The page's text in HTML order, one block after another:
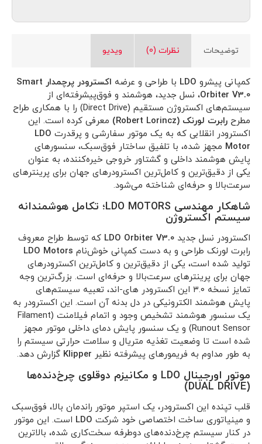
توضیحات نظرات (0) ویدیو
کمپانی پیشرو LDO با طراحی و عرضه
اکسترودر پرچمدار Smart
Orbiter V3.0، نسل جدید، هوشمند و فوق‌پیشرفته‌ای از
سیستم‌های اکستروژن مستقیم (Direct Drive) را با همکاری طراح
مطرح رابرت لورنک (Robert Lorincz)
معرفی کرده است. این
اکسترودر انقلابی که به یک موتور سفارشی و پرقدرت LDO
Motor مجهز شده، با تلفیق ساختار فوق‌سبک، سنسورهای
پایش هوشمند داخلی و گشتاور خروجی خیره‌کننده، به عنوان
یکی از دقیق‌ترین و کامل‌ترین اکسترودرهای جهان برای پرینترهای
سرعت‌بالا و حرفه‌ای شناخته می‌شود.
شاهکار مهندسی LDO MOTORS؛ تکامل هوشمندانه
سیستم اکستروژن
اکسترودر نسل جدید LDO Orbiter V3.0 که توسط طراح معروف
رابرت لورنک طراحی و به دست کمپانی خوش‌نام LDO Motors
تولید شده است، یکی از دقیق‌ترین و کامل‌ترین اکسترودرهای
جهان برای پرینترهای سرعت‌بالا و حرفه‌ای است. بزرگ‌ترین وجه
تمایز نسخه ۳.۰ این اکسترودر های-اند، تعبیه سیستم‌های
پایش هوشمند الکترونیکی در دل بدنه آن است. این اکسترودر به
یک سنسور هوشمند تشخیص وجود و اتمام فیلامنت (Filament
Runout Sensor) و یک سنسور پایش دمای داخلی موتور مجهز
شده است تا وضعیت تغذیه متریال و سلامت حرارتی سیستم را
به طور مداوم به فریمورهای پیشرفته نظیر Klipper گزارش دهد.
موتور اورجینال LDO و مکانیزم دوقلوی چرخ‌دنده‌ها
(DUAL DRIVE)
قلب تپنده این اکسترودر، یک استپر موتور راندمان بالا، فوق‌سبک
و مینیاتوری ساخت اختصاصی خود شرکت LDO است. این موتور
در کنار سیستم چرخ‌دنده‌های دوطرفه سخت‌کاری شده، بالاترین